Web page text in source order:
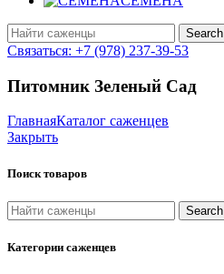
Search
Связаться: +7 (978) 237-39-53
Питомник Зеленый Сад
ГлавнаяКаталог саженцев
Закрыть
Поиск товаров
Search
Категории саженцев